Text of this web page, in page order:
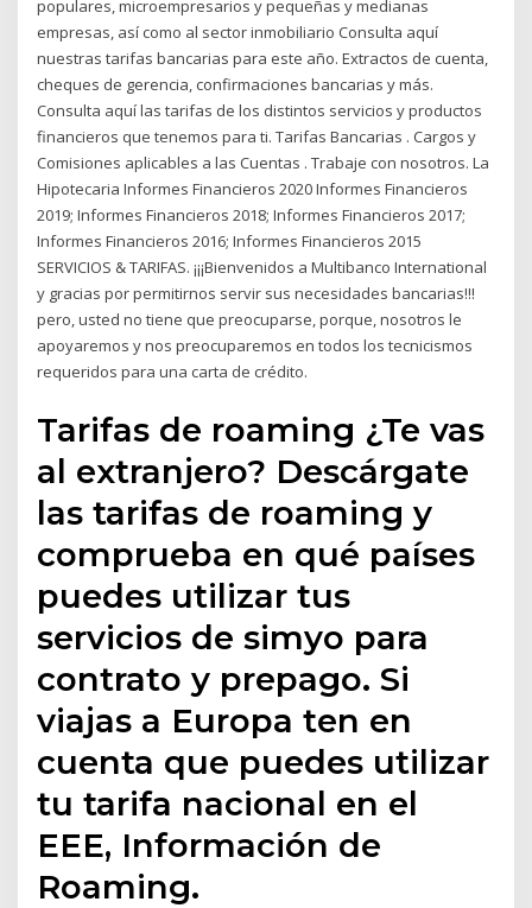
populares, microempresarios y pequeñas y medianas
empresas, así como al sector inmobiliario Consulta aquí
nuestras tarifas bancarias para este año. Extractos de cuenta,
cheques de gerencia, confirmaciones bancarias y más.
Consulta aquí las tarifas de los distintos servicios y productos
financieros que tenemos para ti. Tarifas Bancarias . Cargos y
Comisiones aplicables a las Cuentas . Trabaje con nosotros. La
Hipotecaria Informes Financieros 2020 Informes Financieros
2019; Informes Financieros 2018; Informes Financieros 2017;
Informes Financieros 2016; Informes Financieros 2015
SERVICIOS & TARIFAS. ¡¡¡Bienvenidos a Multibanco International
y gracias por permitirnos servir sus necesidades bancarias!!!
pero, usted no tiene que preocuparse, porque, nosotros le
apoyaremos y nos preocuparemos en todos los tecnicismos
requeridos para una carta de crédito.
Tarifas de roaming ¿Te vas
al extranjero? Descárgate
las tarifas de roaming y
comprueba en qué países
puedes utilizar tus
servicios de simyo para
contrato y prepago. Si
viajas a Europa ten en
cuenta que puedes utilizar
tu tarifa nacional en el
EEE, Información de
Roaming.